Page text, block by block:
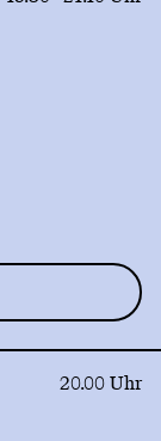
20.00 Uhr